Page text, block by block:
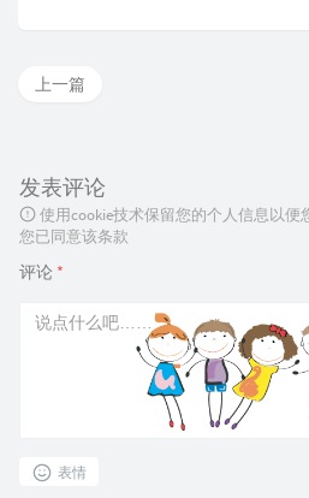
上一篇
发表评论
使用cookie技术保留您的个人信息以
您已同意该条款
评论 *
表情